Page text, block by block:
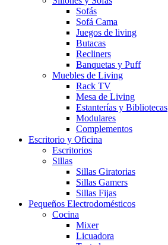
Sofás
Sofá Cama
Juegos de living
Butacas
Recliners
Banquetas y Puff
Muebles de Living
Rack TV
Mesa de Living
Estanterías y Bibliotecas
Modulares
Complementos
Escritorio y Oficina
Escritorios
Sillas
Sillas Giratorias
Sillas Gamers
Sillas Fijas
Pequeños Electrodomésticos
Cocina
Mixer
Licuadora